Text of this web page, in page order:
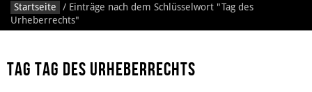
Startseite / Einträge nach dem Schlüsselwort "Tag des
Urheberrechts"
Tag Tag des Urheberrechts